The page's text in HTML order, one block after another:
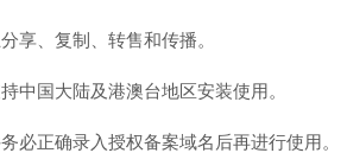
享、复制、转售和传播。
中国大陆及港澳台地区安装使用。
必正确录入授权备案域名后再进行使用。